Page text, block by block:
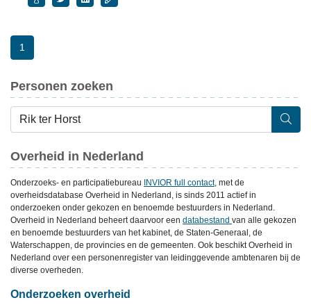
1
Personen zoeken
Overheid in Nederland
Onderzoeks- en participatiebureau INVIOR full contact, met de
overheidsdatabase Overheid in Nederland, is sinds 2011 actief in
onderzoeken onder gekozen en benoemde bestuurders in Nederland.
Overheid in Nederland beheert daarvoor een databestand van alle gekozen
en benoemde bestuurders van het kabinet, de Staten-Generaal, de
Waterschappen, de provincies en de gemeenten. Ook beschikt Overheid in
Nederland over een personenregister van leidinggevende ambtenaren bij de
diverse overheden.
Onderzoeken overheid